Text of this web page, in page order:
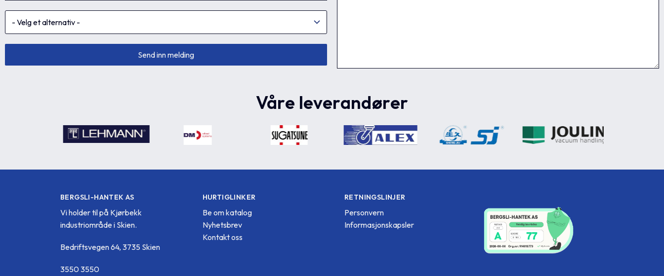
Våre leverandører
BERGSLI-HANTEK AS
Vi holder til på Kjørbekk
industriområde i Skien.
Bedriftsvegen 64, 3735 Skien
3550 3550
HURTIGLINKER
Be om katalog
Nyhetsbrev
Kontakt oss
RETNINGSLINJER
Personvern
Informasjonskapsler